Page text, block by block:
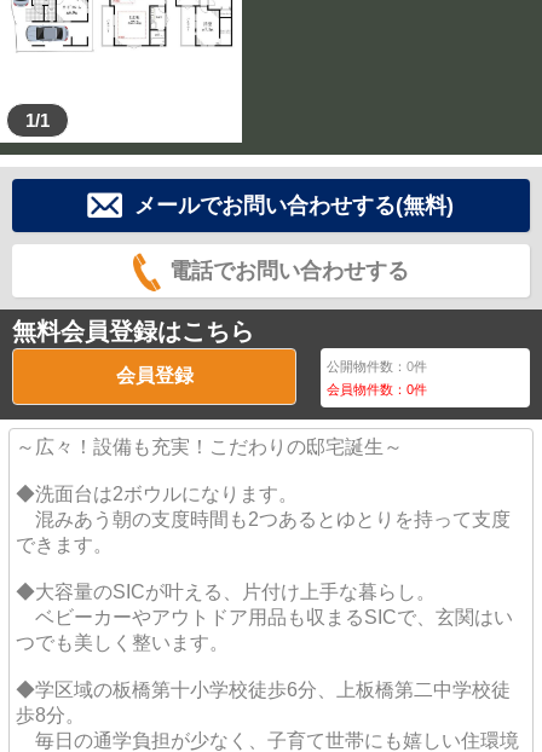
1/1
メールでお問い合わせする(無料)
電話でお問い合わせする
無料会員登録はこちら
会員登録 公開物件数：0件
会員物件数：0件
～広々！設備も充実！こだわりの邸宅誕生～
◆洗面台は2ボウルになります。
混みあう朝の支度時間も2つあるとゆとりを持って支度
できます。
◆大容量のSICが叶える、片付け上手な暮らし。
ベビーカーやアウトドア用品も収まるSICで、玄関はい
つでも美しく整います。
◆学区域の板橋第十小学校徒歩6分、上板橋第二中学校徒
歩8分。
毎日の通学負担が少なく、子育て世帯にも嬉しい住環境